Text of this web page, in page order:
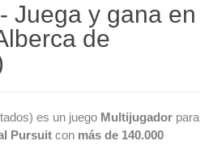
Juega y gana en
de
es un juego Multijugador para
Pursuit con más de 140.000